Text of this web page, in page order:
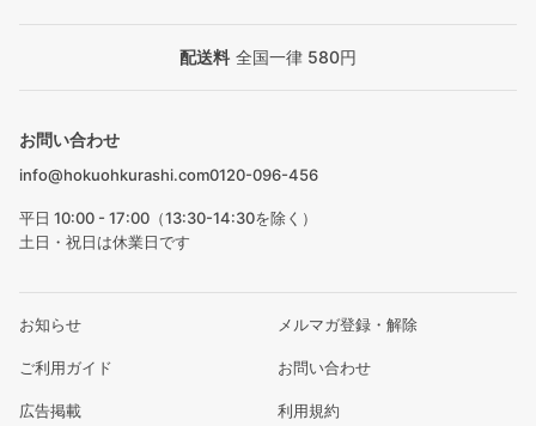
配送料 全国一律 580円
お問い合わせ
info@hokuohkurashi.com0120-096-456
平日 10:00 - 17:00（13:30-14:30を除く）
土日・祝日は休業日です
お知らせ メルマガ登録・解除
ご利用ガイド お問い合わせ
広告掲載 利用規約